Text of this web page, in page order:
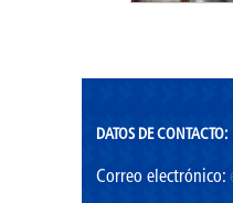
DATOS DE CONTACTO:
Correo electrónico: